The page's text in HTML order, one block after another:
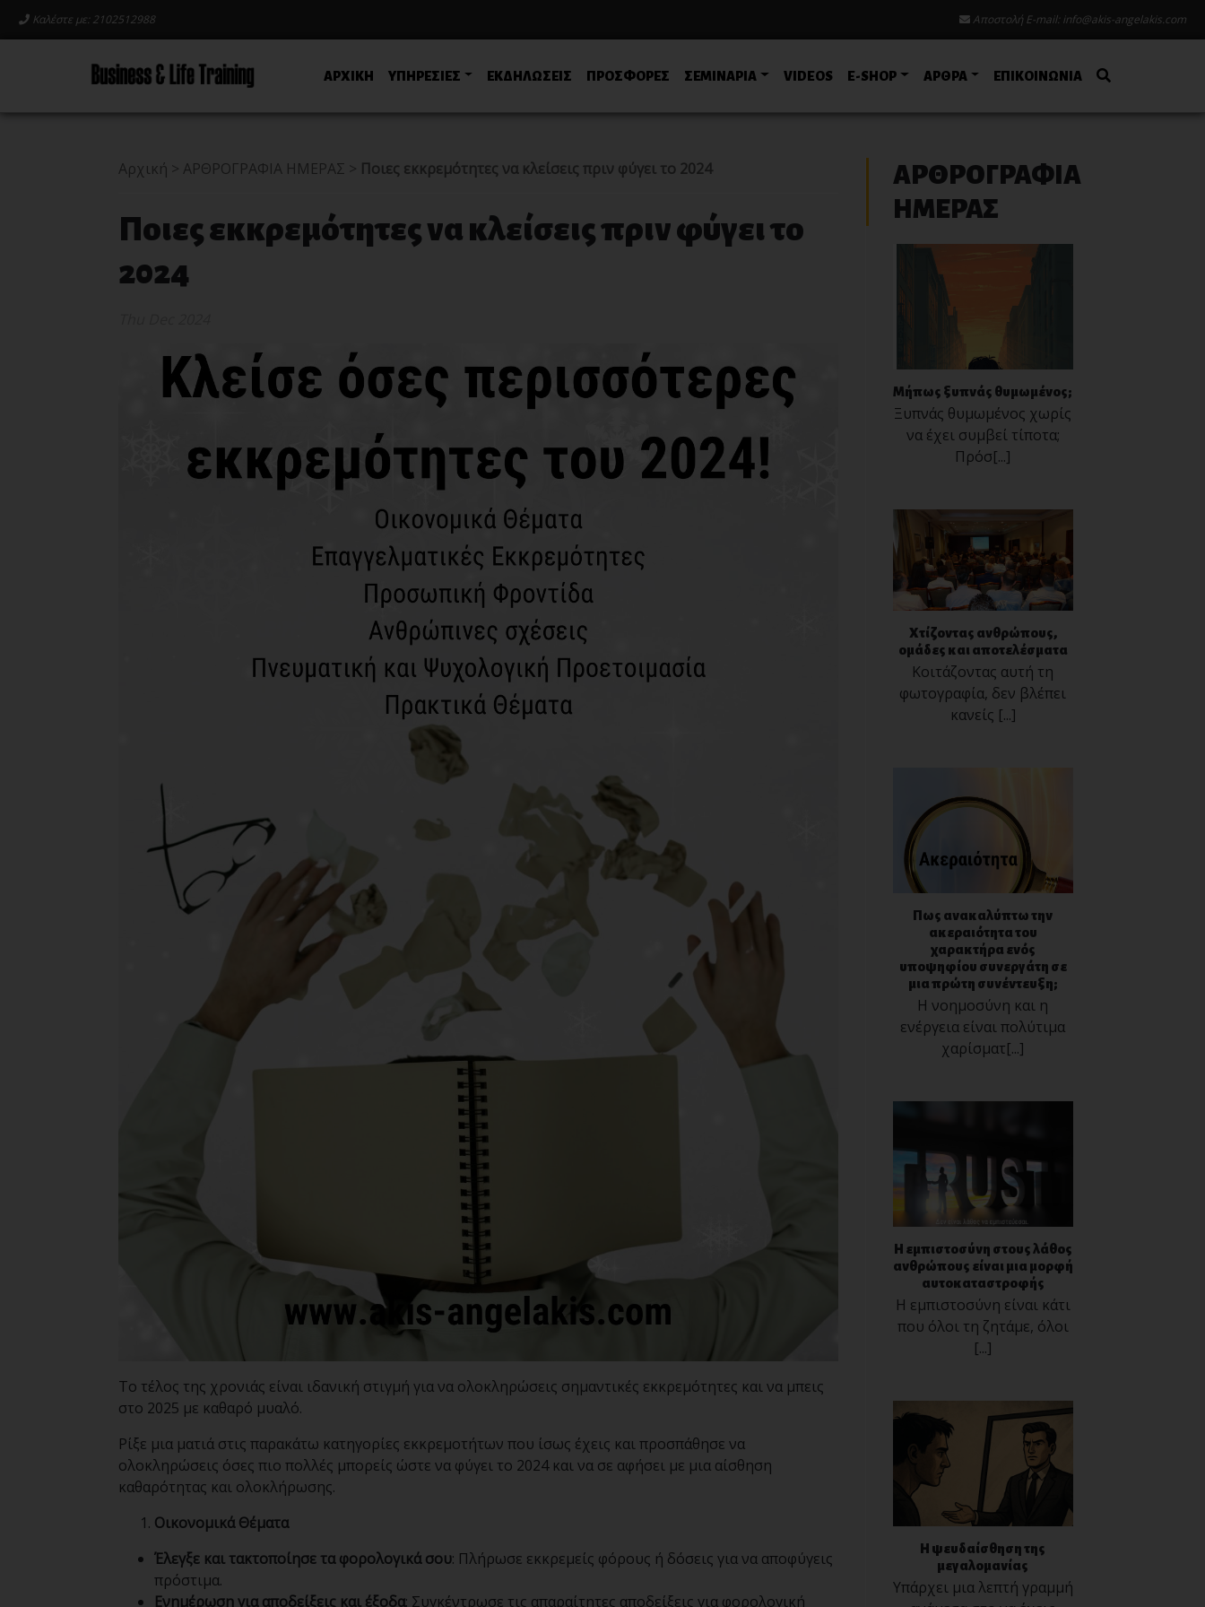
Καλέστε με: 2102512988 Αποστολή E-mail: info@akis-angelakis.com
ΑΡΧΙΚΗ ΥΠΗΡΕΣΙΕΣ ΕΚΔΗΛΩΣΕΙΣ ΠΡΟΣΦΟΡΕΣ ΣΕΜΙΝΑΡΙΑ VIDEOS E-SHOP ΑΡΘΡΑ ΕΠΙΚΟΙΝΩΝΙΑ
Αρχική > ΑΡΘΡΟΓΡΑΦΙΑ ΗΜΕΡΑΣ > Ποιες εκκρεμότητες να κλείσεις πριν φύγει το 2024
Ποιες εκκρεμότητες να κλείσεις πριν φύγει το
2024
Το τέλος της χρονιάς είναι ιδανική στιγμή για να ολοκληρώσεις σημαντικές εκκρεμότητες και να μπεις
στο 2025 με καθαρό μυαλό.
Ρίξε μια ματιά στις παρακάτω κατηγορίες εκκρεμοτήτων που ίσως έχεις και προσπάθησε να
ολοκληρώσεις όσες πιο πολλές μπορείς ώστε να φύγει το 2024 και να σε αφήσει με μια αίσθηση
καθαρότητας και ολοκλήρωσης.
Οικονομικά Θέματα
Έλεγξε και τακτοποίησε τα φορολογικά σου: Πλήρωσε εκκρεμείς φόρους ή δόσεις για να αποφύγεις
πρόστιμα.
Ενημέρωση για αποδείξεις και έξοδα: Συγκέντρωσε τις απαραίτητες αποδείξεις για φορολογική
ΑΡΘΡΟΓΡΑΦΙΑ
ΗΜΕΡΑΣ
Μήπως ξυπνάς θυμωμένος;
Ξυπνάς θυμωμένος χωρίς
να έχει συμβεί τίποτα;
Πρόσ[...]
Χτίζοντας ανθρώπους,
ομάδες και αποτελέσματα
Κοιτάζοντας αυτή τη
φωτογραφία, δεν βλέπει
κανείς [...]
Πως ανακαλύπτω την
ακεραιότητα του
χαρακτήρα ενός
υποψηφίου συνεργάτη σε
μια πρώτη συνέντευξη;
Η νοημοσύνη και η
ενέργεια είναι πολύτιμα
χαρίσματ[...]
Η εμπιστοσύνη στους λάθος
ανθρώπους είναι μια μορφή
αυτοκαταστροφής
Η εμπιστοσύνη είναι κάτι
που όλοι τη ζητάμε, όλοι
[...]
Η ψευδαίσθηση της
μεγαλομανίας
Υπάρχει μια λεπτή γραμμή